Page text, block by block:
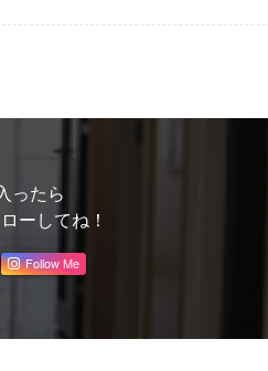
ったら
ーしてね！
Follow Me